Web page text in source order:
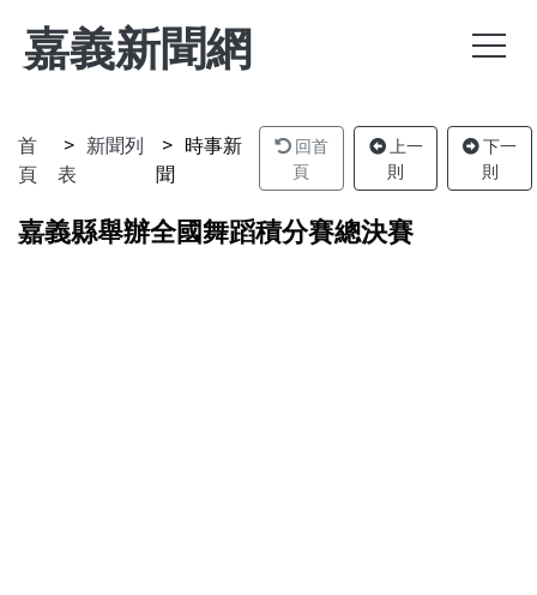
嘉義新聞網
首
頁
新聞列
表
時事新
聞
回首
頁
上一
則
下一
則
嘉義縣舉辦全國舞蹈積分賽總決賽